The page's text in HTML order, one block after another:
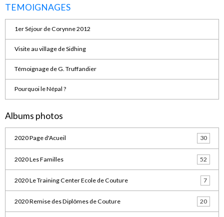
TEMOIGNAGES
1er Séjour de Corynne 2012
Visite au village de Sidhing
Témoignage de G. Truffandier
Pourquoi le Népal ?
Albums photos
2020 Page d'Acueil 30
2020 Les Familles 52
2020 Le Training Center Ecole de Couture 7
2020 Remise des Diplômes de Couture 20